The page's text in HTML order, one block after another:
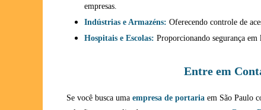
empresas.
Indústrias e Armazéns: Oferecendo controle de
Hospitais e Escolas: Proporcionando segurança em
Entre em
Se você busca uma empresa de portaria em São Paulo